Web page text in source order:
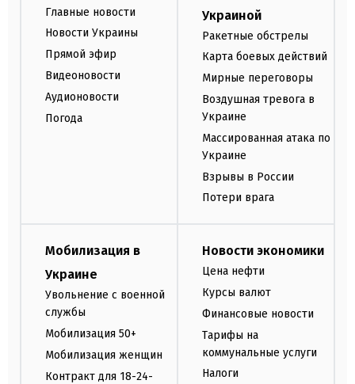
Главные новости
Новости Украины
Прямой эфир
Видеоновости
Аудионовости
Погода
Украиной
Ракетные обстрелы
Карта боевых действий
Мирные переговоры
Воздушная тревога в
Украине
Массированная атака по
Украине
Взрывы в России
Потери врага
Мобилизация в
Украине
Увольнение с военной
службы
Мобилизация 50+
Мобилизация женщин
Контракт для 18-24-
Новости экономики
Цена нефти
Курсы валют
Финансовые новости
Тарифы на
коммунальные услуги
Налоги